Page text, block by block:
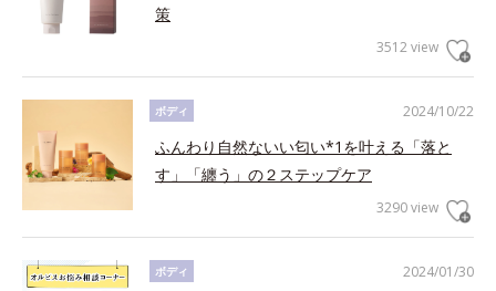
策
3512 view
2024/10/22
ボディ
ふんわり自然ないい匂い*1を叶える「落と
す」「纏う」の２ステップケア
3290 view
2024/01/30
ボディ